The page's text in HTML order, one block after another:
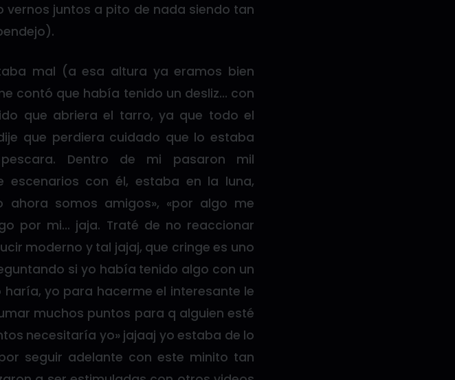
juntos a pito de nada siendo tan
mal (a esa altura ya eramos bien
contó que había tenido un desliz… con
que abriera el tarro, ya que todo el
que perdiera cuidado que lo estaba
Dentro de mi pasaron mil
escenarios con él, estaba en la luna,
somos amigos», «por algo me
por mi… jaja. Traté de no reaccionar
moderno y tal jajaj, que cringe es uno
si yo había tenido algo con un
yo para hacerme el interesante le
muchos puntos para q alguien esté
necesitaría yo» jajaaj yo estaba de lo
seguir adelante con este minito tan